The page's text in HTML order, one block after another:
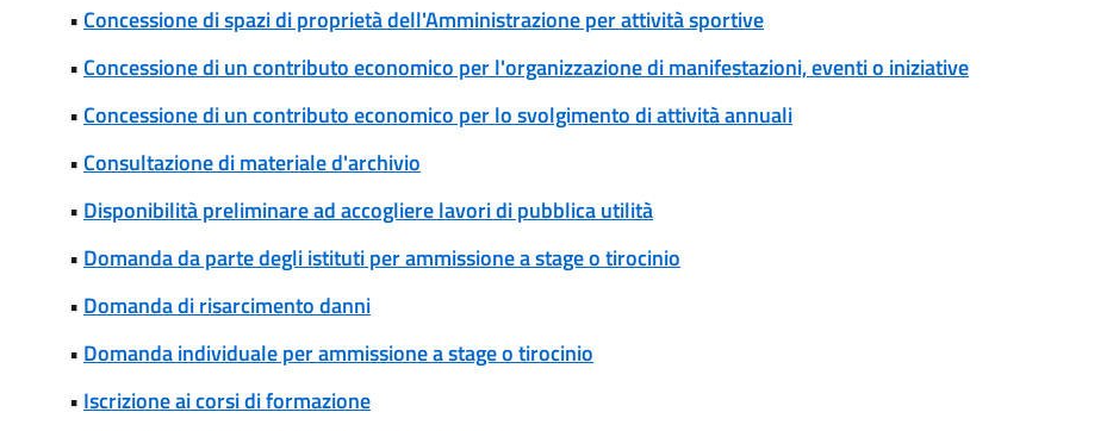
• Concessione di spazi di proprietà dell'Amministrazione per attività sportive
• Concessione di un contributo economico per l'organizzazione di manifestazioni, eventi o iniziative
• Concessione di un contributo economico per lo svolgimento di attività annuali
• Consultazione di materiale d'archivio
• Disponibilità preliminare ad accogliere lavori di pubblica utilità
• Domanda da parte degli istituti per ammissione a stage o tirocinio
• Domanda di risarcimento danni
• Domanda individuale per ammissione a stage o tirocinio
• Iscrizione ai corsi di formazione